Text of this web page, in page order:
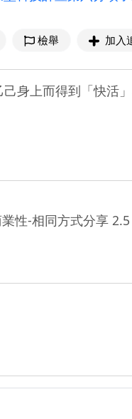
檢舉 加入
上而得到「快活
性-相同方式分享